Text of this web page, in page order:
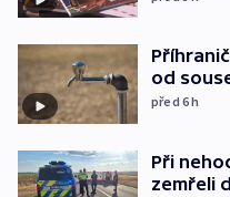
od
před 6h
Při
zemřeli